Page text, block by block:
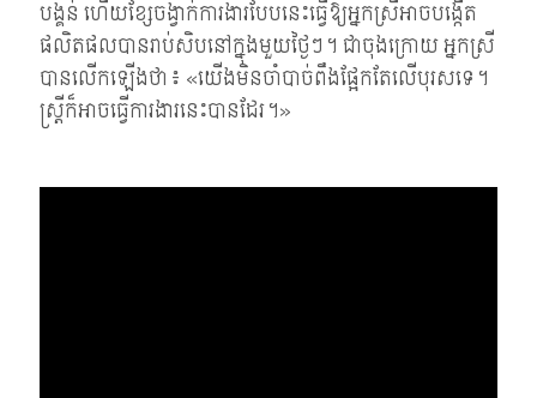
បង្គន់ ហើយខ្សែចង្វាក់ការងារបែបនេះធ្វើឱ្យអ្នកស្រីអាចបង្កើត
ផលិតផលបានរាប់សិបនៅក្នុងមួយថ្ងៃៗ។ ជាចុងក្រោយ អ្នកស្រី
បានលើកឡើងថា៖ «យើងមិនចាំបាច់ពឹងផ្អែកតែលើបុរសទេ។
ស្ត្រីក៏អាចធ្វើការងារនេះបានដែរ។»